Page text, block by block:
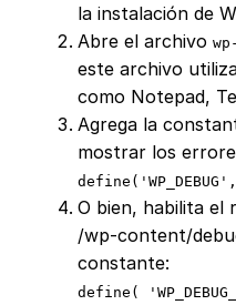
la instalación de
Abre el archivo
este archivo
como Notepad,
Agrega la
mostrar los
O bien, habilita el
/wp-content/
constante:
define(